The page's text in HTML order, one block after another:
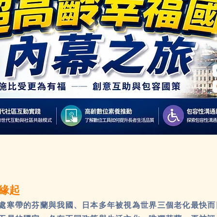
起
寒帶的芬蘭與我國、日本多年被視為世界三個老化最快